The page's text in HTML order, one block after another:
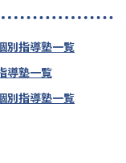
別指導塾一覧
導塾一覧
別指導塾一覧